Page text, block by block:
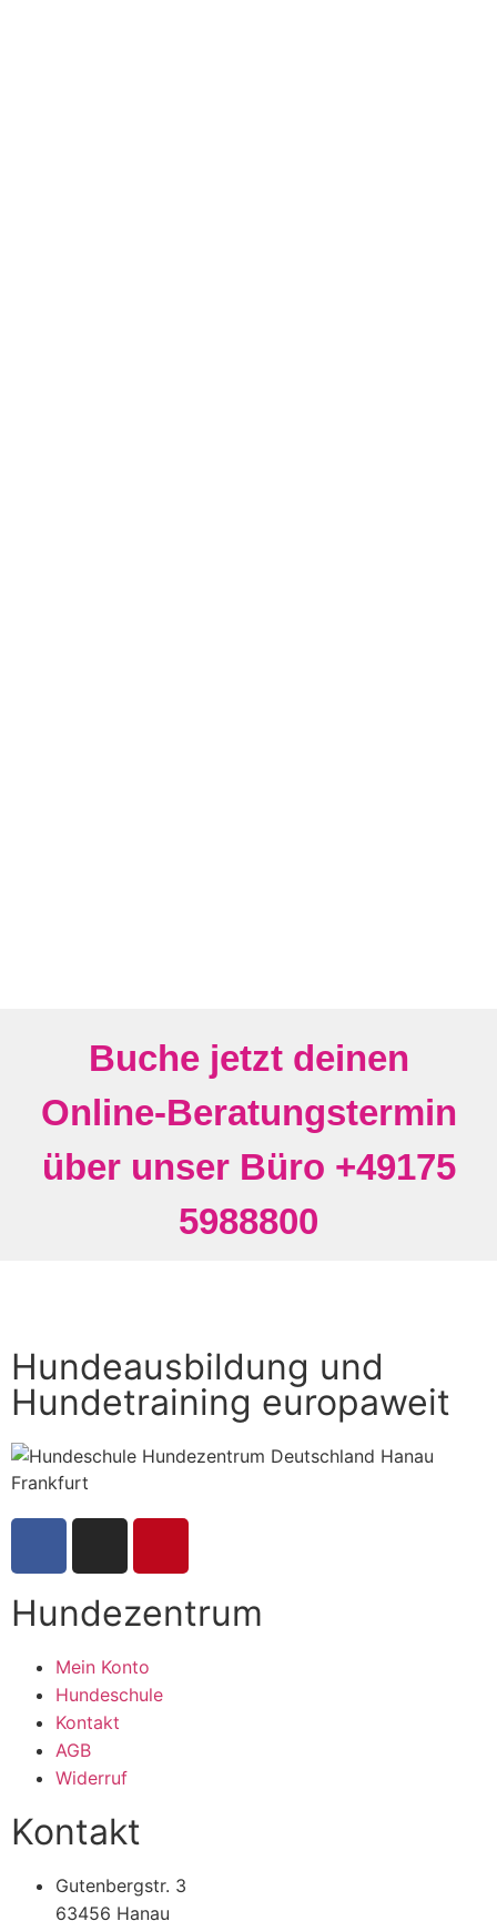
Buche jetzt deinen
Online-Beratungstermin
über unser Büro +49175
5988800
Hundeausbildung und
Hundetraining europaweit
Hundezentrum
Mein Konto
Hundeschule
Kontakt
AGB
Widerruf
Kontakt
Gutenbergstr. 3
63456 Hanau